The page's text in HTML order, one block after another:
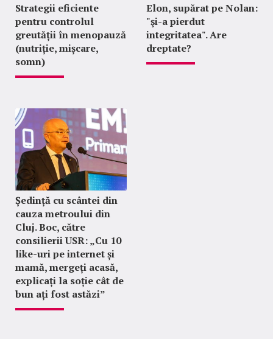
Strategii eficiente
pentru controlul
greutății în menopauză
(nutriție, mișcare,
somn)
Elon, supărat pe Nolan:
"şi-a pierdut
integritatea". Are
dreptate?
Ședință cu scântei din
cauza metroului din
Cluj. Boc, către
consilierii USR: „Cu 10
like-uri pe internet și
mamă, mergeți acasă,
explicați la soție cât de
bun ați fost astăzi”